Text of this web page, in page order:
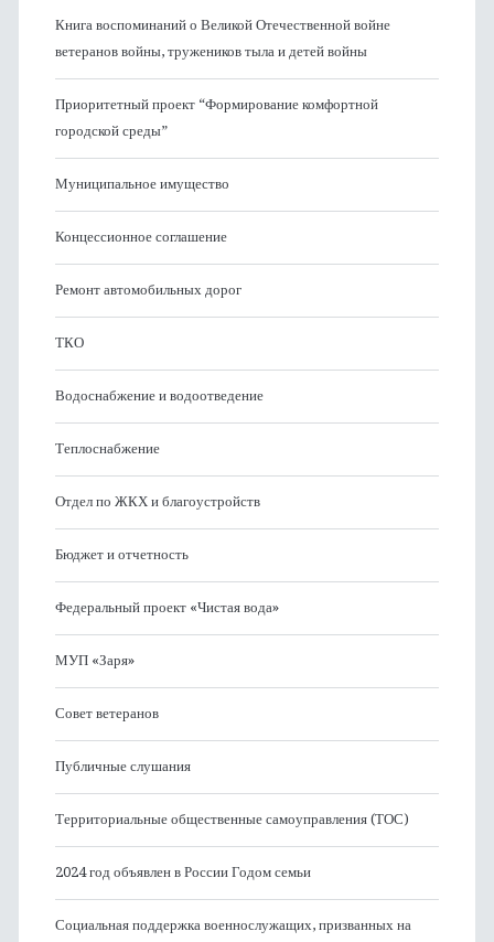
Книга воспоминаний о Великой Отечественной войне
ветеранов войны, тружеников тыла и детей войны
Приоритетный проект “Формирование комфортной
городской среды”
Муниципальное имущество
Концессионное соглашение
Ремонт автомобильных дорог
ТКО
Водоснабжение и водоотведение
Теплоснабжение
Отдел по ЖКХ и благоустройств
Бюджет и отчетность
Федеральный проект «Чистая вода»
МУП «Заря»
Совет ветеранов
Публичные слушания
Территориальные общественные самоуправления (ТОС)
2024 год объявлен в России Годом семьи
Социальная поддержка военнослужащих, призванных на